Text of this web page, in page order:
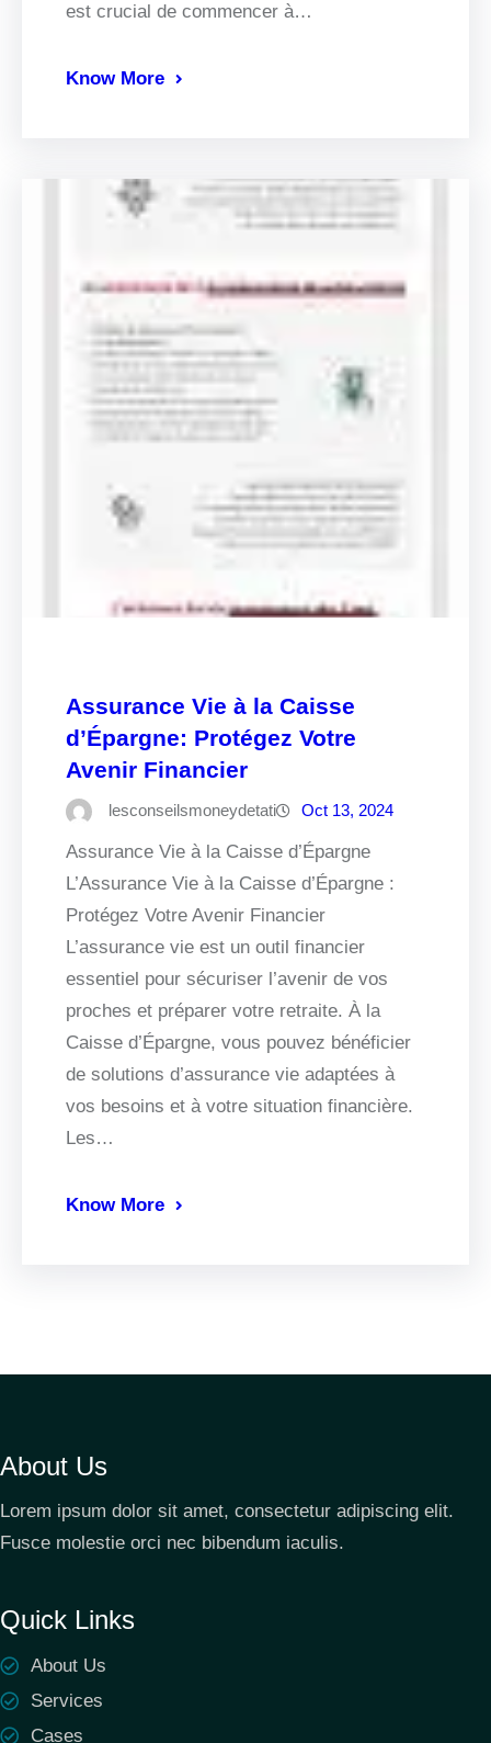
est crucial de commencer à…
Know More
Assurance Vie à la Caisse
d’Épargne: Protégez Votre
Avenir Financier
lesconseilsmoneydetati Oct 13, 2024
Assurance Vie à la Caisse d’Épargne
L’Assurance Vie à la Caisse d’Épargne :
Protégez Votre Avenir Financier
L’assurance vie est un outil financier
essentiel pour sécuriser l’avenir de vos
proches et préparer votre retraite. À la
Caisse d’Épargne, vous pouvez bénéficier
de solutions d’assurance vie adaptées à
vos besoins et à votre situation financière.
Les…
Know More
About Us
Lorem ipsum dolor sit amet, consectetur adipiscing elit.
Fusce molestie orci nec bibendum iaculis.
Quick Links
About Us
Services
Cases